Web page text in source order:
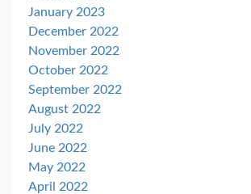
January 2023
December 2022
November 2022
October 2022
September 2022
August 2022
July 2022
June 2022
May 2022
April 2022